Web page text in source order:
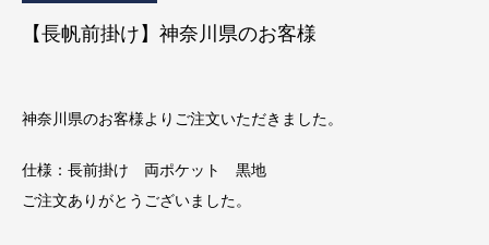
【長帆前掛け】神奈川県のお客様
神奈川県のお客様よりご注文いただきました。
仕様：長前掛け 両ポケット 黒地
ご注文ありがとうございました。